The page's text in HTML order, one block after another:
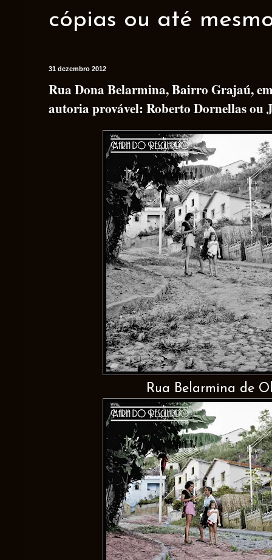
cópias ou até
31 dezembro 2012
Rua Dona Belarmina, Bairro Grajaú,
autoria provável: Roberto Dornellas ou
Rua Belarmina de